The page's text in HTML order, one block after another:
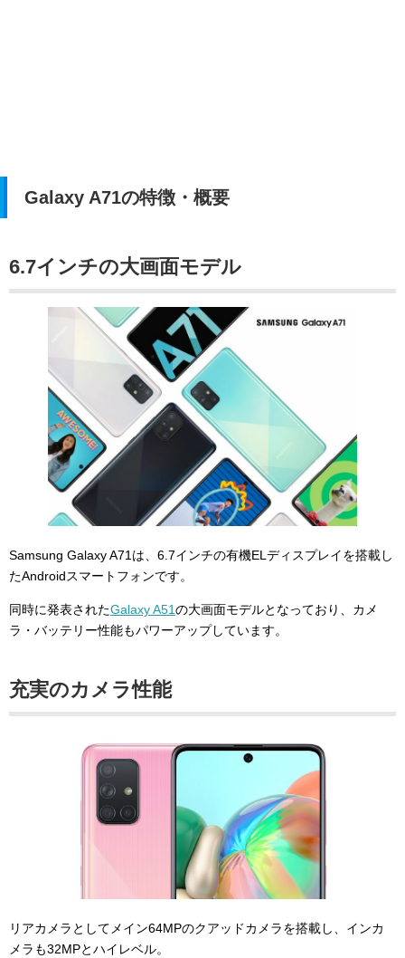
Galaxy A71の特徴・概要
6.7インチの大画面モデル
Samsung Galaxy A71は、6.7インチの有機ELディスプレイを搭載し
たAndroidスマートフォンです。
同時に発表されたGalaxy A51の大画面モデルとなっており、カメ
ラ・バッテリー性能もパワーアップしています。
充実のカメラ性能
リアカメラとしてメイン64MPのクアッドカメラを搭載し、インカ
メラも32MPとハイレベル。